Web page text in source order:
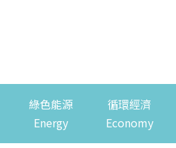
綠色能源
Energy
循環經濟
Economy